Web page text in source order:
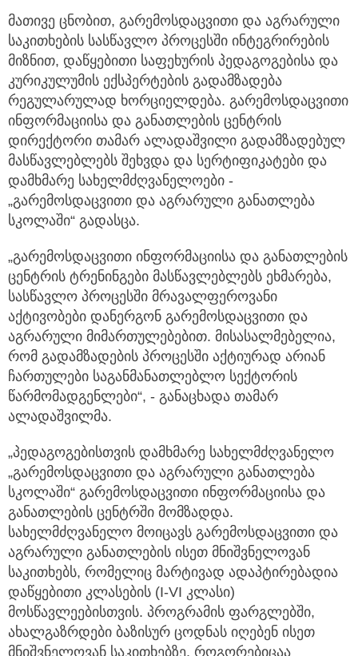
მათივე ცნობით, გარემოსდაცვითი და აგრარული
საკითხების სასწავლო პროცესში ინტეგრირების
მიზნით, დაწყებითი საფეხურის პედაგოგებისა და
კურიკულუმის ექსპერტების გადამზადება
რეგულარულად ხორციელდება. გარემოსდაცვითი
ინფორმაციისა და განათლების ცენტრის
დირექტორი თამარ ალადაშვილი გადამზადებულ
მასწავლებლებს შეხვდა და სერტიფიკატები და
დამხმარე სახელმძღვანელოები -
„გარემოსდაცვითი და აგრარული განათლება
სკოლაში“ გადასცა.
„გარემოსდაცვითი ინფორმაციისა და განათლების
ცენტრის ტრენინგები მასწავლებლებს ეხმარება,
სასწავლო პროცესში მრავალფეროვანი
აქტივობები დანერგონ გარემოსდაცვითი და
აგრარული მიმართულებებით. მისასალმებელია,
რომ გადამზადების პროცესში აქტიურად არიან
ჩართულები საგანმანათლებლო სექტორის
წარმომადგენლები“, - განაცხადა თამარ
ალადაშვილმა.
„პედაგოგებისთვის დამხმარე სახელმძღვანელო
„გარემოსდაცვითი და აგრარული განათლება
სკოლაში“ გარემოსდაცვითი ინფორმაციისა და
განათლების ცენტრში მომზადდა.
სახელმძღვანელო მოიცავს გარემოსდაცვითი და
აგრარული განათლების ისეთ მნიშვნელოვან
საკითხებს, რომელიც მარტივად ადაპტირებადია
დაწყებითი კლასების (I-VI კლასი)
მოსწავლეებისთვის. პროგრამის ფარგლებში,
ახალგაზრდები ბაზისურ ცოდნას იღებენ ისეთ
მნიშვნელოვან საკითხებზე, როგორებიცაა